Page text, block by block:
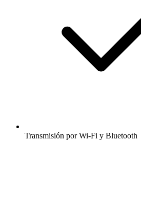
Transmisión por Wi-Fi y Bluetooth